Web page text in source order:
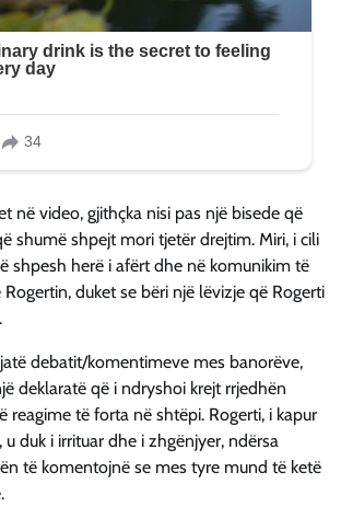
në video, gjithçka nisi pas një bisede që
shumë shpejt mori tjetër drejtim. Miri, i cili
shpesh herë i afërt dhe në komunikim të
duket se bëri një lëvizje që Rogerti
debatit/komentimeve mes banorëve,
deklaratë që i ndryshoi krejt rrjedhën
reagime të forta në shtëpi. Rogerti, i kapur
duk i irrituar dhe i zhgënjyer, ndërsa
të komentojnë se mes tyre mund të ketë